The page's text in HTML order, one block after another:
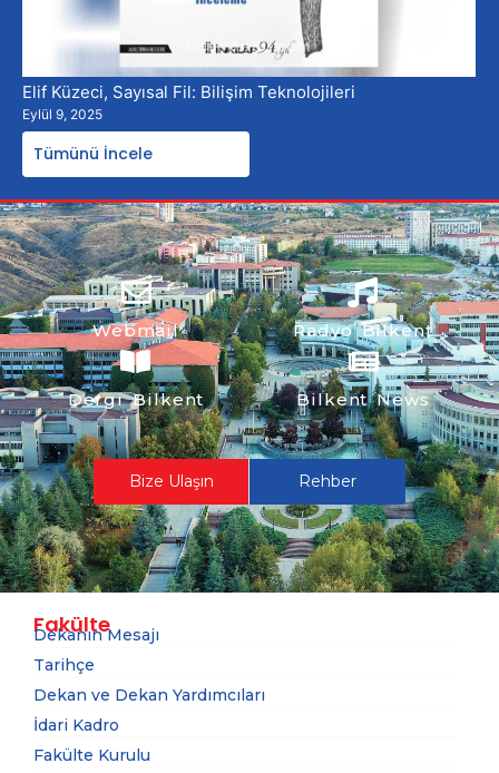
Elif Küzeci, Sayısal Fil: Bilişim Teknolojileri
Eylül 9, 2025
Tümünü İncele
Webmail Radyo Bilkent
Dergi Bilkent Bilkent News
Bize Ulaşın Rehber
Fakülte
Dekanın Mesajı
Tarihçe
Dekan ve Dekan Yardımcıları
İdari Kadro
Fakülte Kurulu